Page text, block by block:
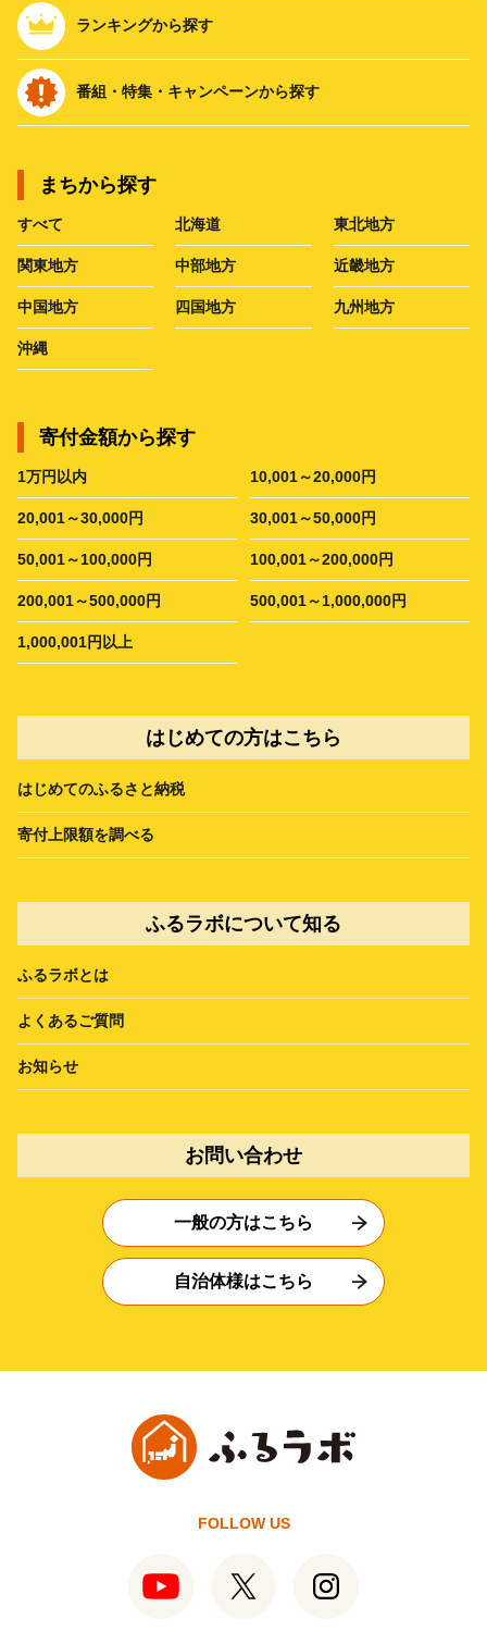
ランキングから探す
番組・特集・キャンペーンから探す
まちから探す
すべて 北海道 東北地方
関東地方 中部地方 近畿地方
中国地方 四国地方 九州地方
沖縄
寄付金額から探す
1万円以内 10,001～20,000円
20,001～30,000円 30,001～50,000円
50,001～100,000円 100,001～200,000円
200,001～500,000円 500,001～1,000,000円
1,000,001円以上
はじめての方はこちら
はじめてのふるさと納税
寄付上限額を調べる
ふるラボについて知る
ふるラボとは
よくあるご質問
お知らせ
お問い合わせ
一般の方はこちら
自治体様はこちら
FOLLOW US